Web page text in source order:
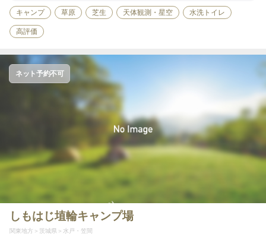
キャンプ 草原 芝生 天体観測・星空 水洗トイレ
高評価
ネット予約不可
しもはじ埴輪キャンプ場
関東地方 茨城県 水戸・笠間